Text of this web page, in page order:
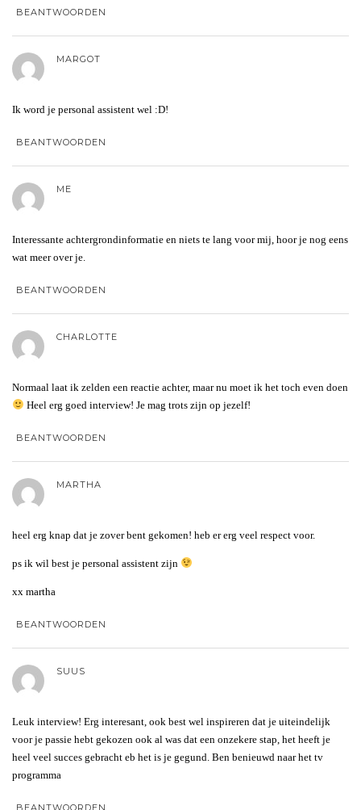
BEANTWOORDEN
MARGOT
Ik word je personal assistent wel :D!
BEANTWOORDEN
ME
Interessante achtergrondinformatie en niets te lang voor mij, hoor je nog eens
wat meer over je.
BEANTWOORDEN
CHARLOTTE
Normaal laat ik zelden een reactie achter, maar nu moet ik het toch even doen
Heel erg goed interview! Je mag trots zijn op jezelf!
BEANTWOORDEN
MARTHA
heel erg knap dat je zover bent gekomen! heb er erg veel respect voor.
ps ik wil best je personal assistent zijn
xx martha
BEANTWOORDEN
SUUS
Leuk interview! Erg interesant, ook best wel inspireren dat je uiteindelijk
voor je passie hebt gekozen ook al was dat een onzekere stap, het heeft je
heel veel succes gebracht eb het is je gegund. Ben benieuwd naar het tv
programma
BEANTWOORDEN